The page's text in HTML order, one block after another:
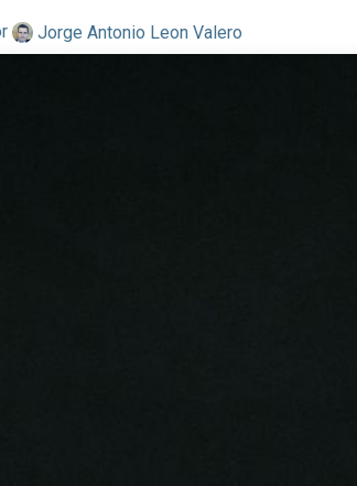
Jorge Antonio Leon Valero